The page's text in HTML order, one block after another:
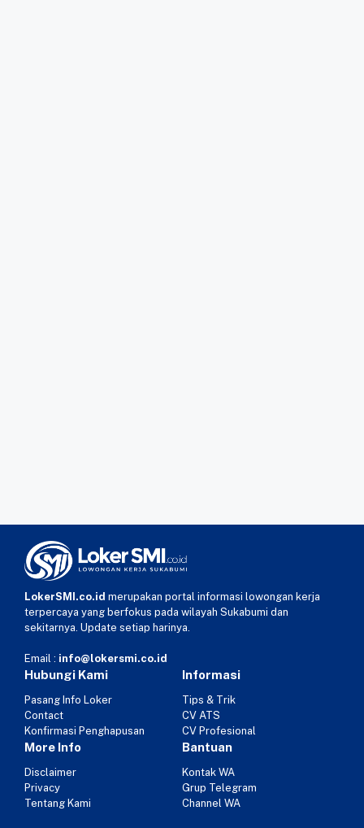
LokerSMI.co.id merupakan portal informasi lowongan kerja
terpercaya yang berfokus pada wilayah Sukabumi dan
sekitarnya. Update setiap harinya.
Email : info@lokersmi.co.id
Hubungi Kami
Pasang Info Loker
Contact
Konfirmasi Penghapusan
Informasi
Tips & Trik
CV ATS
CV Profesional
More Info
Disclaimer
Privacy
Tentang Kami
Bantuan
Kontak WA
Grup Telegram
Channel WA